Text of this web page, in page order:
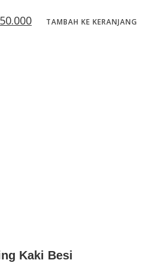
saat
ini
TAMBAH KE KERANJANG
Kaki Besi